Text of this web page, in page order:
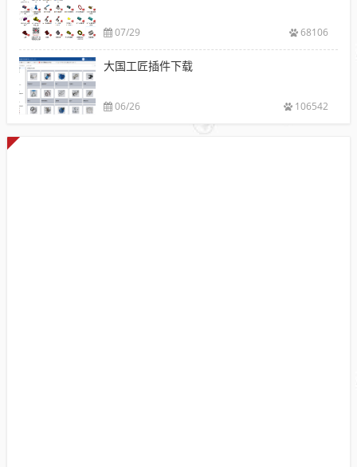
07/29 68106
大国工匠插件下载
06/26 106542